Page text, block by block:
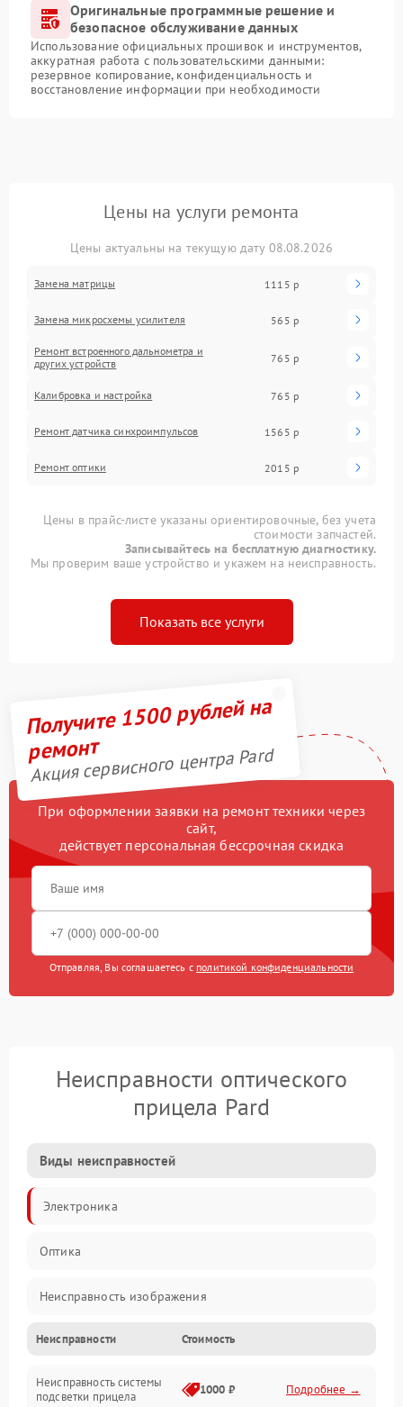
Оригинальные программные решение и
безопасное обслуживание данных
Использование официальных прошивок и инструментов,
аккуратная работа с пользовательскими данными:
резервное копирование, конфиденциальность и
восстановление информации при необходимости
Цены на услуги ремонта
Цены актуальны на текущую дату 08.08.2026
Замена матрицы 1115 р
Замена микросхемы усилителя 565 р
Ремонт встроенного дальнометра и
других устройств
765 р
Калибровка и настройка 765 р
Ремонт датчика синхроимпульсов 1565 р
Ремонт оптики 2015 р
Цены в прайс-листе указаны ориентировочные, без учета
стоимости запчастей.
Записывайтесь на бесплатную диагностику.
Мы проверим ваше устройство и укажем на неисправность.
Показать все услуги
Получите 1500 рублей на
ремонт
Акция сервисного центра Pard
При оформлении заявки на ремонт техники через
сайт,
действует персональная бессрочная скидка
Отправляя, Вы соглашаетесь с политикой конфиденциальности
Неисправности оптического
прицела Pard
Виды неисправностей
Электроника
Оптика
Неисправность изображения
Механические повреждения
Неисправность фокусировки и оптики
Неисправности Стоимость
Неисправность системы
подсветки прицела
1000 ₽ Подробнее →